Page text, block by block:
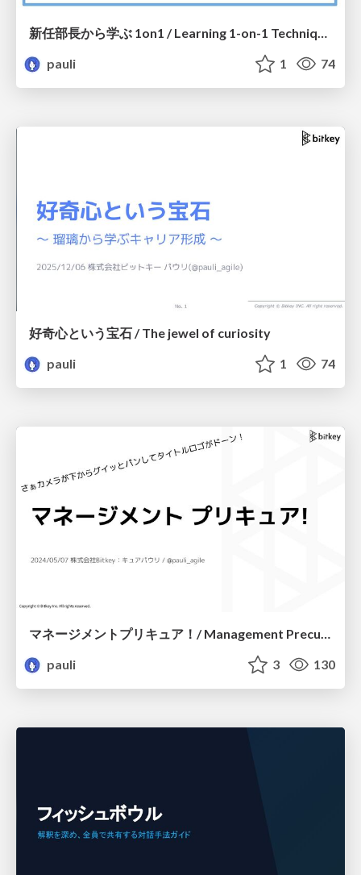
新任部長から学ぶ 1on1 / Learning 1-on-1 Techniques from a New Department Head
pauli
1 74
好奇心という宝石 / The jewel of curiosity
pauli
1 74
pauli
3 130